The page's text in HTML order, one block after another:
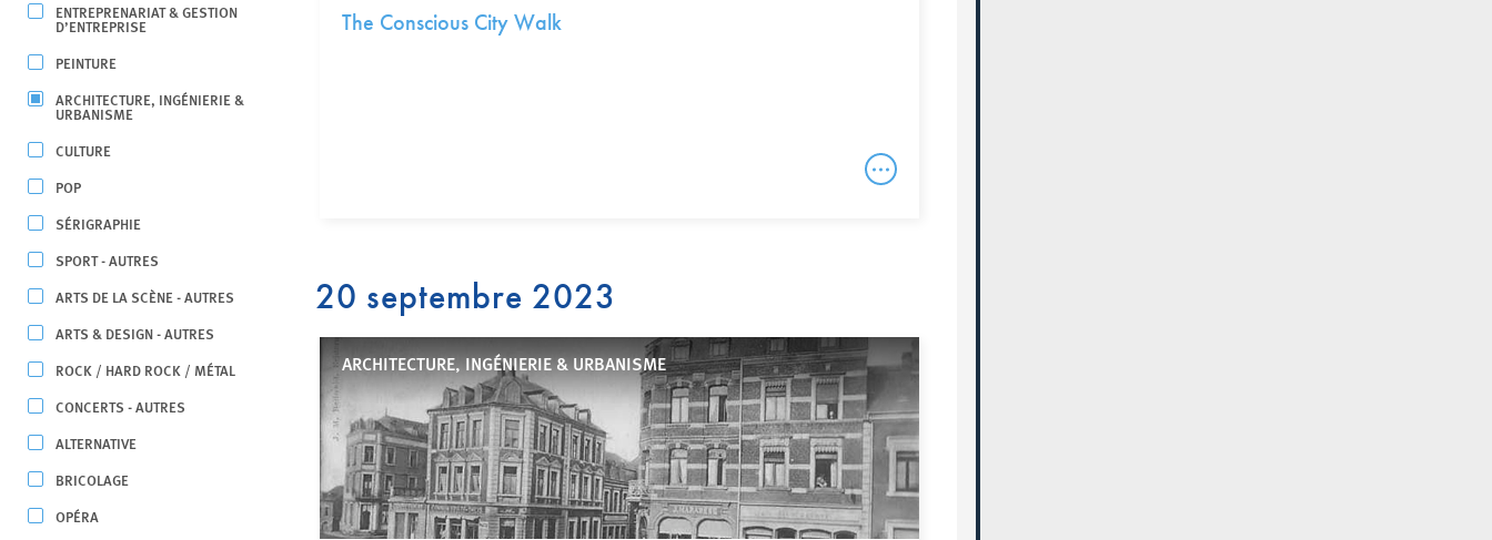
ENTREPRENARIAT & GESTION
D’ENTREPRISE
PEINTURE
ARCHITECTURE, INGÉNIERIE &
URBANISME
CULTURE
POP
SÉRIGRAPHIE
SPORT - AUTRES
ARTS DE LA SCÈNE - AUTRES
ARTS & DESIGN - AUTRES
ROCK / HARD ROCK / MÉTAL
CONCERTS - AUTRES
ALTERNATIVE
BRICOLAGE
OPÉRA
The Conscious City Walk
20 septembre 2023
ARCHITECTURE, INGÉNIERIE & URBANISME